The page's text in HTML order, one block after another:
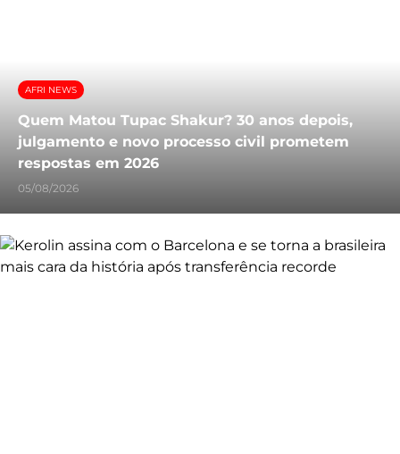
AFRI NEWS
Quem Matou Tupac Shakur? 30 anos depois,
julgamento e novo processo civil prometem
respostas em 2026
05/08/2026